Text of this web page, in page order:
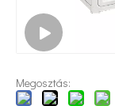
Jelenleg az
Megosztás: